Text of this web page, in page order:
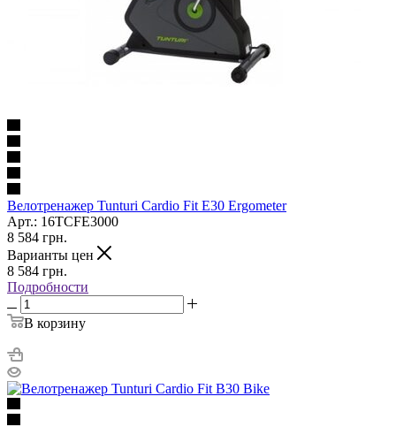
Велотренажер Tunturi Cardio Fit E30 Ergometer
Арт.: 16TCFE3000
8 584 грн.
Варианты цен
8 584 грн.
Подробности
В корзину